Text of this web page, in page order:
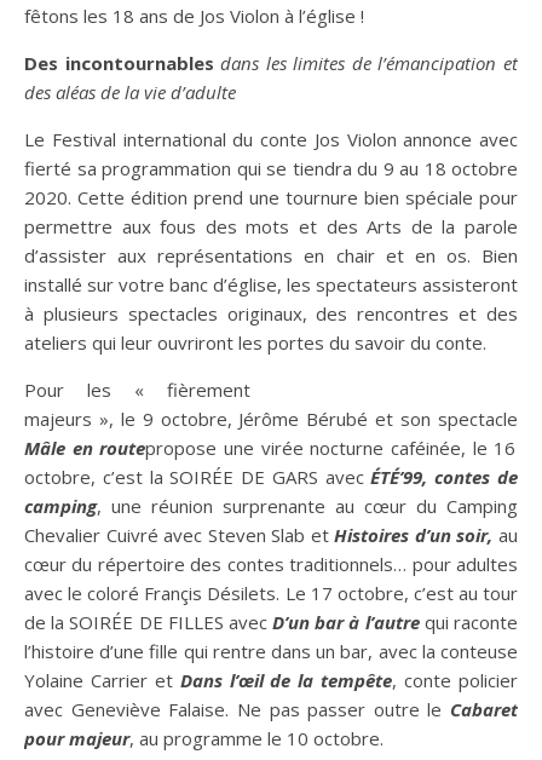
fêtons les 18 ans de Jos Violon à l’église !
Des incontournables dans les limites de l’émancipation et
des aléas de la vie d’adulte
Le Festival international du conte Jos Violon annonce avec
fierté sa programmation qui se tiendra du 9 au 18 octobre
2020. Cette édition prend une tournure bien spéciale pour
permettre aux fous des mots et des Arts de la parole
d’assister aux représentations en chair et en os. Bien
installé sur votre banc d’église, les spectateurs assisteront
à plusieurs spectacles originaux, des rencontres et des
ateliers qui leur ouvriront les portes du savoir du conte.
Pour les « fièrement
majeurs », le 9 octobre, Jérôme Bérubé et son spectacle
Mâle en routepropose une virée nocturne caféinée, le 16
octobre, c’est la SOIRÉE DE GARS avecÉTÉ’99, contes de
camping, une réunion surprenante au cœur du Camping
Chevalier Cuivré avec Steven Slab etHistoires d’un soir, au
cœur du répertoire des contes traditionnels… pour adultes
avec le coloré Françis Désilets. Le 17 octobre, c’est au tour
de la SOIRÉE DE FILLES avecD’un bar à l’autrequi raconte
l’histoire d’une fille qui rentre dans un bar, avec la conteuse
Yolaine Carrier et Dans l’œil de la tempête, conte policier
avec Geneviève Falaise. Ne pas passer outre le Cabaret
pour majeur, au programme le 10 octobre.